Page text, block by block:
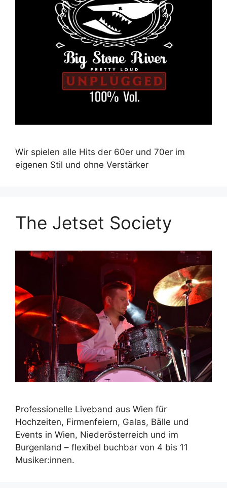
Wir spielen alle Hits der 60er und 70er im
eigenen Stil und ohne Verstärker
The Jetset Society
Professionelle Liveband aus Wien für
Hochzeiten, Firmenfeiern, Galas, Bälle und
Events in Wien, Niederösterreich und im
Burgenland – flexibel buchbar von 4 bis 11
Musiker:innen.